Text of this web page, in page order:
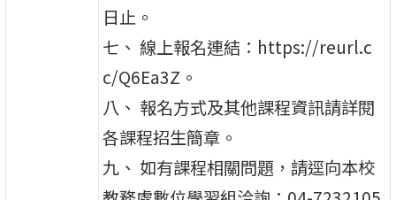
日止。
七、 線上報名連結：https://reurl.c
c/Q6Ea3Z。
八、 報名方式及其他課程資訊請詳閱
各課程招生簡章。
九、 如有課程相關問題，請逕向本校